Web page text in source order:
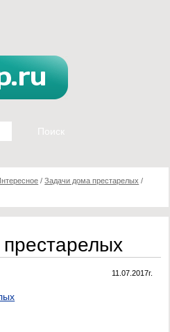
/Задачи дома престарелых /
11.07.2017г.